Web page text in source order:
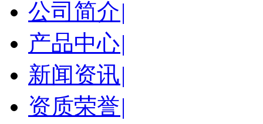
公司简介|
产品中心|
新闻资讯|
资质荣誉|